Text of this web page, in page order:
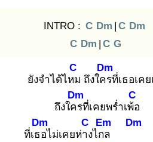
INTRO : C Dm | C Dm
C Dm | C G
ยังจำได้ไหม
C
ถึงใคร
Dm
ที่เธอเคย
ถึงใคร
Dm
ที่เคยพร่ำเพ้อ
C
ที่เธอ
Dm
ไม่เคยห่าง
C
ไกล
Em Dm